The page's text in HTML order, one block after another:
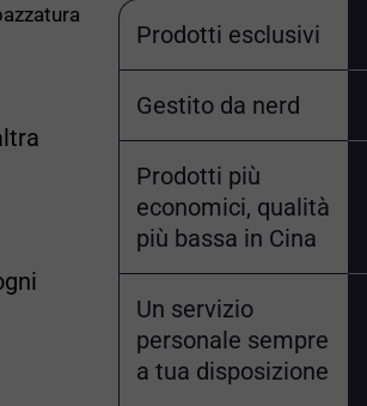
Prodotti esclusivi
Gestito da nerd
Prodotti più
economici, qualità
più bassa in Cina
Un servizio
personale sempre
a tua disposizione